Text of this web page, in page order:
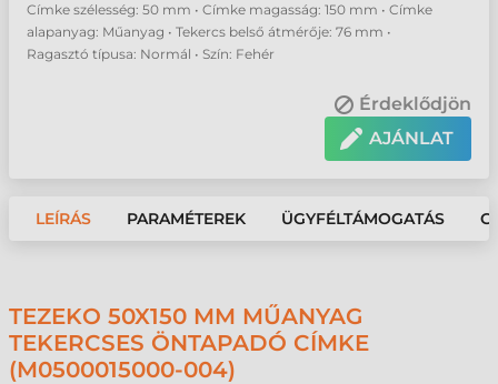
Címke szélesség: 50 mm • Címke magasság: 150 mm • Címke
alapanyag: Műanyag • Tekercs belső átmérője: 76 mm •
Ragasztó típusa: Normál • Szín: Fehér
Érdeklődjön
AJÁNLAT
LEÍRÁS PARAMÉTEREK ÜGYFÉLTÁMOGATÁS
TEZEKO 50X150 MM MŰANYAG
TEKERCSES ÖNTAPADÓ CÍMKE
(M0500015000-004)